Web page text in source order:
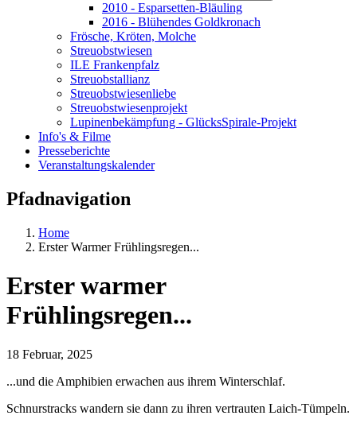
2010 - Esparsetten-Bläuling
2016 - Blühendes Goldkronach
Frösche, Kröten, Molche
Streuobstwiesen
ILE Frankenpfalz
Streuobstallianz
Streuobstwiesenliebe
Streuobstwiesenprojekt
Lupinenbekämpfung - GlücksSpirale-Projekt
Info's & Filme
Presseberichte
Veranstaltungskalender
Pfadnavigation
Home
Erster Warmer Frühlingsregen...
Erster warmer
Frühlingsregen...
18 Februar, 2025
...und die Amphibien erwachen aus ihrem Winterschlaf.
Schnurstracks wandern sie dann zu ihren vertrauten Laich-Tümpeln.